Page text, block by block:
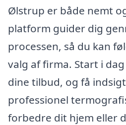
Ølstrup er både nemt
platform guider dig
processen, så du kan
valg af firma. Start i
dine tilbud, og få
professionel
forbedre dit hjem eller